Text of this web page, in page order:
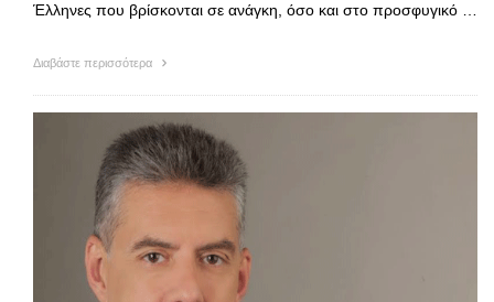
Έλληνες που βρίσκονται σε ανάγκη, όσο και στο προσφυγικό …
Διαβάστε περισσότερα